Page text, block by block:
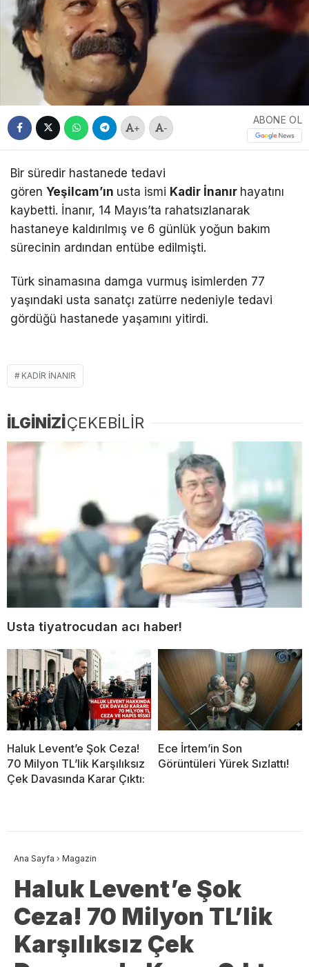
+ -
ABONE OL
Bir süredir hastanede tedavi
gören Yeşilcam’ın usta ismi Kadir İnanır hayatını
kaybetti. İnanır, 14 Mayıs’ta rahatsızlanarak
hastaneye kaldırılmış ve 6 günlük yoğun bakım
sürecinin ardından entübe edilmişti.
Türk sinamasına damga vurmuş isimlerden 77
yaşındaki usta sanatçı zatürre nedeniyle tedavi
gördüğü hastanede yaşamını yitirdi.
KADIR INANIR
İLGİNİZİÇEKEBİLİR
Usta tiyatrocudan acı haber!
Haluk Levent’e Şok Ceza!
70 Milyon TL’lik Karşılıksız
Çek Davasında Karar Çıktı:
Ece İrtem’in Son
Görüntüleri Yürek Sızlattı!
Ana Sayfa › Magazin
Haluk Levent’e Şok
Ceza! 70 Milyon TL’lik
Karşılıksız Çek